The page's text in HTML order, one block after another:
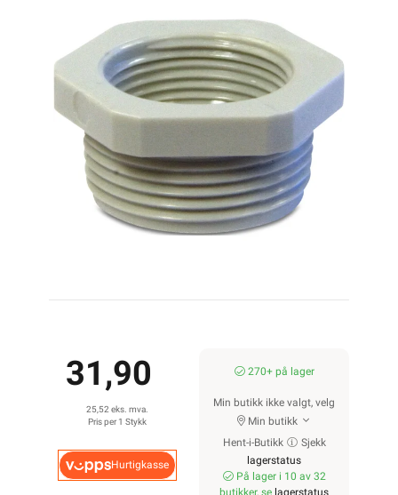
31,90
25,52 eks. mva.
Pris per 1 Stykk
Hurtigkasse
270+ på lager
Min butikk ikke valgt, velg
Min butikk
Hent-i-Butikk
Sjekk
lagerstatus
På lager i 10 av 32
butikker, se lagerstatus